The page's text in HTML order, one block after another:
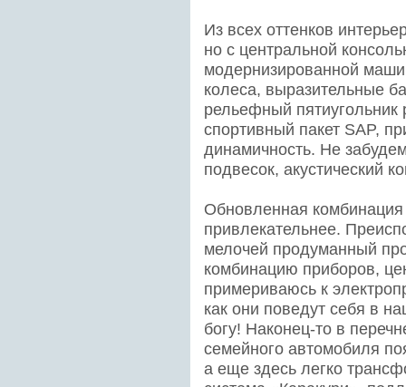
Из всех оттенков
но с центральной
модернизированной
колеса, выразительные
рельефный
спортивный пакет SAP,
динамичность. Не
подвесок, акустический
Обновленная
привлекательнее.
мелочей продуманный
комбинацию приборов,
примериваюсь к
как они поведут себя в
богу! Наконец-то в
семейного автомобиля
а еще здесь легко